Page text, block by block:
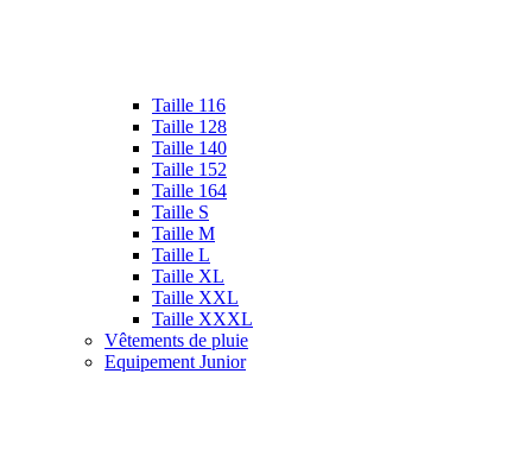
Taille 116
Taille 128
Taille 140
Taille 152
Taille 164
Taille S
Taille M
Taille L
Taille XL
Taille XXL
Taille XXXL
Vêtements de pluie
Equipement Junior